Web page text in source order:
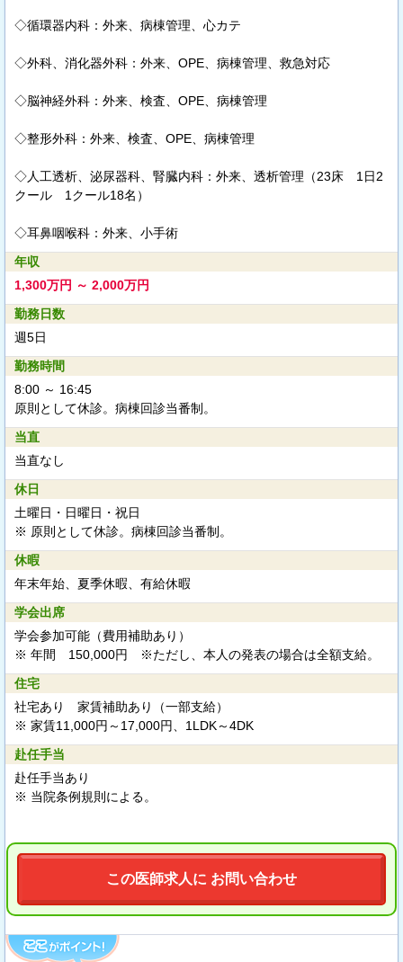
◇循環器内科：外来、病棟管理、心カテ
◇外科、消化器外科：外来、OPE、病棟管理、救急対応
◇脳神経外科：外来、検査、OPE、病棟管理
◇整形外科：外来、検査、OPE、病棟管理
◇人工透析、泌尿器科、腎臓内科：外来、透析管理（23床 1日2
クール 1クール18名）
◇耳鼻咽喉科：外来、小手術
年収
1,300万円 ～ 2,000万円
勤務日数
週5日
勤務時間
8:00 ～ 16:45
原則として休診。病棟回診当番制。
当直
当直なし
休日
土曜日・日曜日・祝日
※ 原則として休診。病棟回診当番制。
休暇
年末年始、夏季休暇、有給休暇
学会出席
学会参加可能（費用補助あり）
※ 年間 150,000円 ※ただし、本人の発表の場合は全額支給。
住宅
社宅あり 家賃補助あり（一部支給）
※ 家賃11,000円～17,000円、1LDK～4DK
赴任手当
赴任手当あり
※ 当院条例規則による。
この医師求人に お問い合わせ